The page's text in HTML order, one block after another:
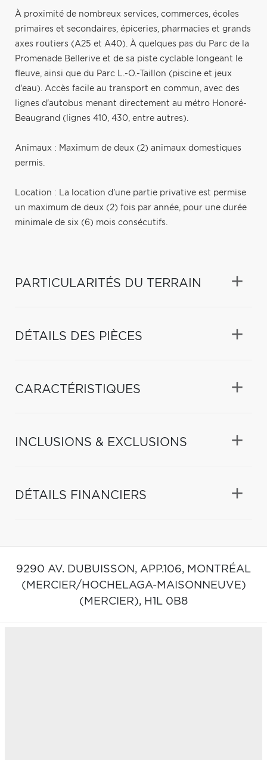
À proximité de nombreux services, commerces, écoles
primaires et secondaires, épiceries, pharmacies et grands
axes routiers (A25 et A40). À quelques pas du Parc de la
Promenade Bellerive et de sa piste cyclable longeant le
fleuve, ainsi que du Parc L.-O.-Taillon (piscine et jeux
d'eau). Accès facile au transport en commun, avec des
lignes d'autobus menant directement au métro Honoré-
Beaugrand (lignes 410, 430, entre autres).
Animaux : Maximum de deux (2) animaux domestiques
permis.
Location : La location d'une partie privative est permise
un maximum de deux (2) fois par année, pour une durée
minimale de six (6) mois consécutifs.
PARTICULARITÉS DU TERRAIN
DÉTAILS DES PIÈCES
CARACTÉRISTIQUES
INCLUSIONS & EXCLUSIONS
DÉTAILS FINANCIERS
9290 AV. DUBUISSON, APP.106, MONTRÉAL
(MERCIER/HOCHELAGA-MAISONNEUVE)
(MERCIER), H1L 0B8